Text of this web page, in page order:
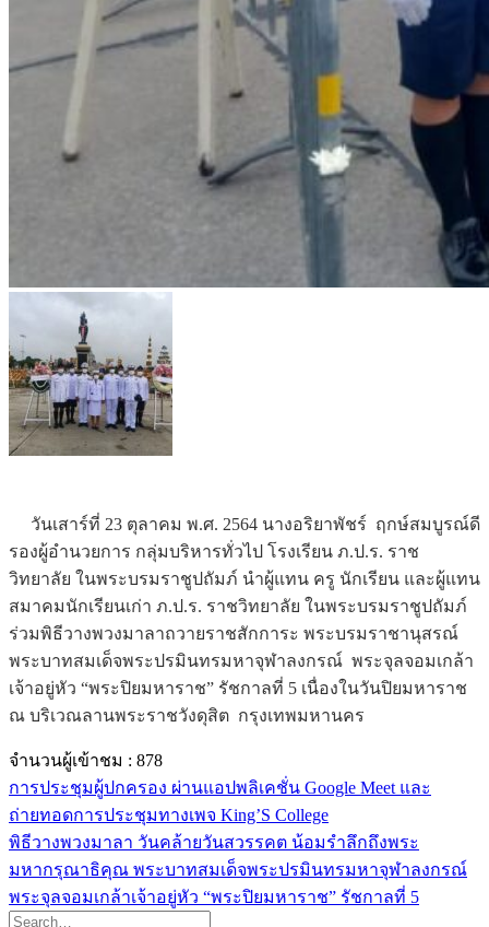
วันเสาร์ที่ 23 ตุลาคม พ.ศ. 2564 นางอริยาพัชร์ ฤกษ์สมบูรณ์ดี
รองผู้อำนวยการ กลุ่มบริหารทั่วไป โรงเรียน ภ.ป.ร. ราช
วิทยาลัย ในพระบรมราชูปถัมภ์ นำผู้แทน ครู นักเรียน และผู้แทน
สมาคมนักเรียนเก่า ภ.ป.ร. ราชวิทยาลัย ในพระบรมราชูปถัมภ์
ร่วมพิธีวางพวงมาลาถวายราชสักการะ พระบรมราชานุสรณ์
พระบาทสมเด็จพระปรมินทรมหาจุฬาลงกรณ์ พระจุลจอมเกล้า
เจ้าอยู่หัว “พระปิยมหาราช” รัชกาลที่ 5 เนื่องในวันปิยมหาราช
ณ บริเวณลานพระราชวังดุสิต กรุงเทพมหานคร
จำนวนผู้เข้าชม : 878
การประชุมผู้ปกครอง ผ่านแอปพลิเคชั่น Google Meet และ
ถ่ายทอดการประชุมทางเพจ King’S College
พิธีวางพวงมาลา วันคล้ายวันสวรรคต น้อมรำลึกถึงพระ
มหากรุณาธิคุณ พระบาทสมเด็จพระปรมินทรมหาจุฬาลงกรณ์
พระจุลจอมเกล้าเจ้าอยู่หัว “พระปิยมหาราช” รัชกาลที่ 5